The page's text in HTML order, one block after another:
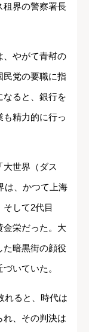
租界の警察署長
、やがて青幇の
民党の要職に指
なると、銀行を
精力的に行っ
大世界（ダス
は、かつて上海
して2代目
金栄だった。大
た暗黒街の顔役
いていた。
れると、時代は
れ、その判決は